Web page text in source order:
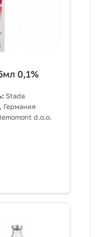
0,1%
Stada
Германия
d.o.o.